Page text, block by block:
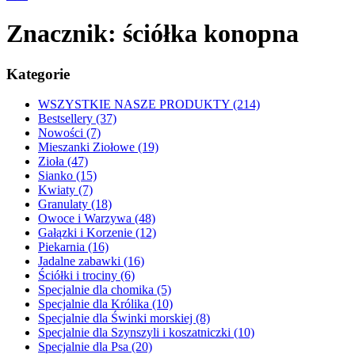
Znacznik: ściółka konopna
Kategorie
WSZYSTKIE NASZE PRODUKTY (214)
Bestsellery (37)
Nowości (7)
Mieszanki Ziołowe (19)
Zioła (47)
Sianko (15)
Kwiaty (7)
Granulaty (18)
Owoce i Warzywa (48)
Gałązki i Korzenie (12)
Piekarnia (16)
Jadalne zabawki (16)
Ściółki i trociny (6)
Specjalnie dla chomika (5)
Specjalnie dla Królika (10)
Specjalnie dla Świnki morskiej (8)
Specjalnie dla Szynszyli i koszatniczki (10)
Specjalnie dla Psa (20)